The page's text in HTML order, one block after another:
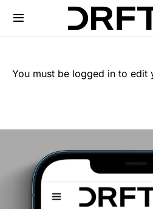
You must be logged in to edit